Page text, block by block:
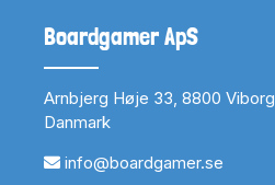
Boardgamer ApS
Arnbjerg Høje 33, 8800 Viborg
Danmark
info@boardgamer.se